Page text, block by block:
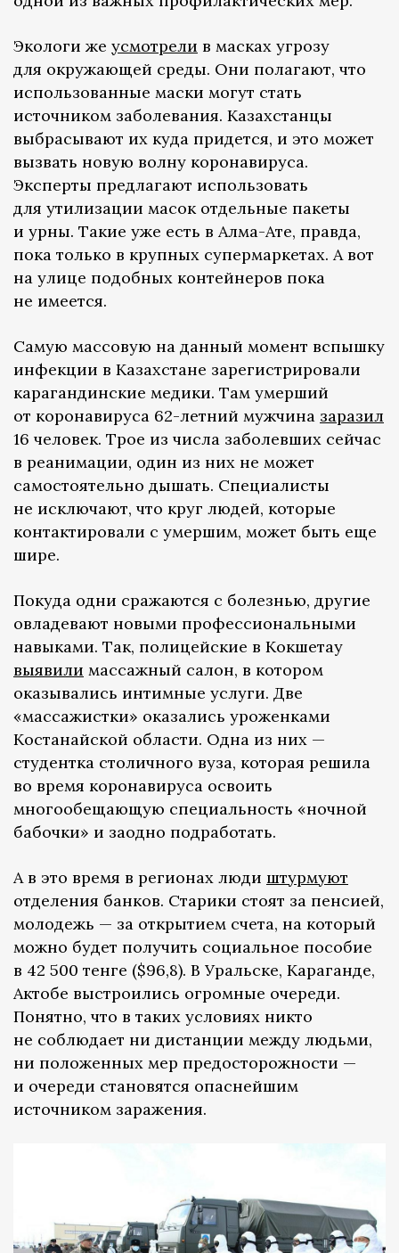
Экологи же усмотрели в масках угрозу
для окружающей среды. Они полагают, что
использованные маски могут стать
источником заболевания. Казахстанцы
выбрасывают их куда придется, и это может
вызвать новую волну коронавируса.
Эксперты предлагают использовать
для утилизации масок отдельные пакеты
и урны. Такие уже есть в Алма-Ате, правда,
пока только в крупных супермаркетах. А вот
на улице подобных контейнеров пока
не имеется.
Самую массовую на данный момент вспышку
инфекции в Казахстане зарегистрировали
карагандинские медики. Там умерший
от коронавируса 62-летний мужчина заразил
16 человек. Трое из числа заболевших сейчас
в реанимации, один из них не может
самостоятельно дышать. Специалисты
не исключают, что круг людей, которые
контактировали с умершим, может быть еще
шире.
Покуда одни сражаются с болезнью, другие
овладевают новыми профессиональными
навыками. Так, полицейские в Кокшетау
выявили массажный салон, в котором
оказывались интимные услуги. Две
«массажистки» оказались уроженками
Костанайской области. Одна из них —
студентка столичного вуза, которая решила
во время коронавируса освоить
многообещающую специальность «ночной
бабочки» и заодно подработать.
А в это время в регионах люди штурмуют
отделения банков. Старики стоят за пенсией,
молодежь — за открытием счета, на который
можно будет получить социальное пособие
в 42 500 тенге ($96,8). В Уральске, Караганде,
Актобе выстроились огромные очереди.
Понятно, что в таких условиях никто
не соблюдает ни дистанции между людьми,
ни положенных мер предосторожности —
и очереди становятся опаснейшим
источником заражения.